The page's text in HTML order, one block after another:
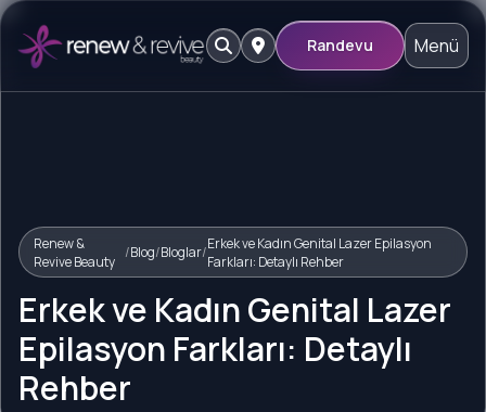
Randevu Menü
Renew &
Revive Beauty
/Blog/Bloglar/Erkek ve Kadın Genital Lazer Epilasyon
Farkları: Detaylı Rehber
Erkek ve Kadın Genital Lazer
Epilasyon Farkları: Detaylı
Rehber